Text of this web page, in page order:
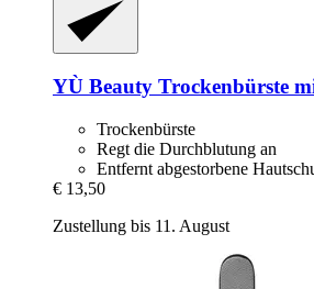
YÙ Beauty Trockenbürste
Trockenbürste
Regt die Durchblutung an
Entfernt abgestorbene
€ 13,50
Zustellung bis 11. August